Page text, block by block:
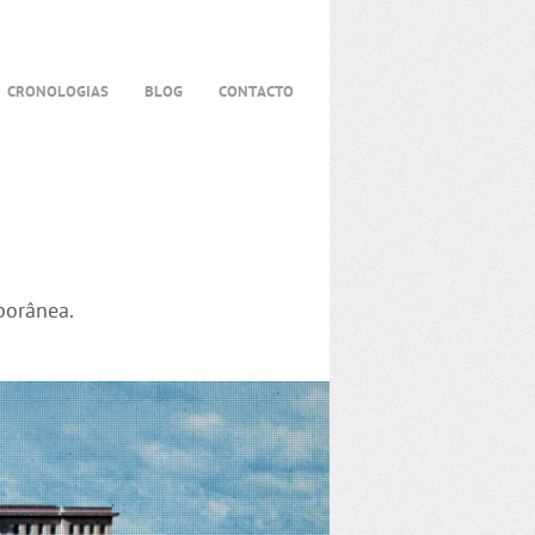
CRONOLOGIAS BLOG CONTACTO